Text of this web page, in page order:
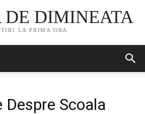
DE DIMINEATA
LA PRIMA ORA
Scoala